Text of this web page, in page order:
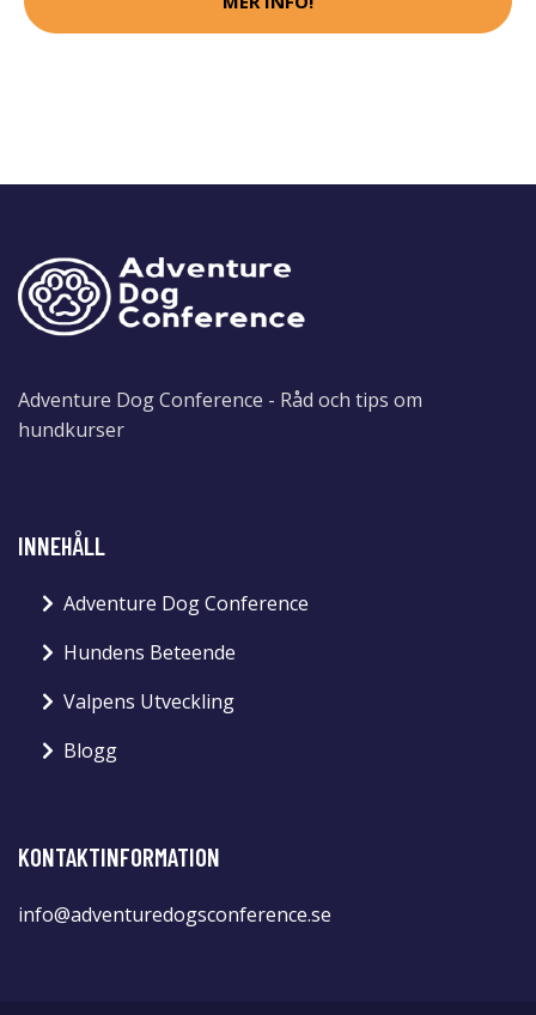
Adventure Dog Conference - Råd och tips om
hundkurser
INNEHÅLL
Adventure Dog Conference
Hundens Beteende
Valpens Utveckling
Blogg
KONTAKTINFORMATION
info@adventuredogsconference.se